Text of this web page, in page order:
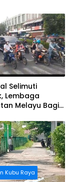
Selimuti
Lembaga
Melayu Bagi
Kubu Raya